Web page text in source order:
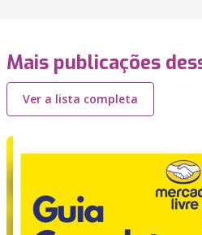
Mais publicações
Ver a lista completa